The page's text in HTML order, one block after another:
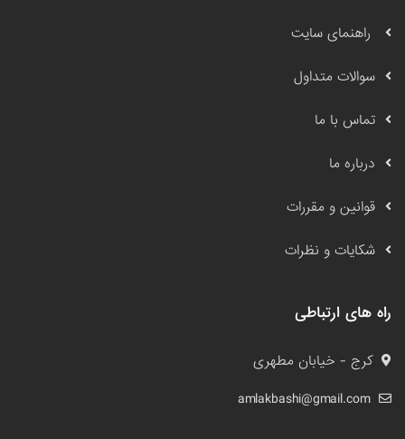
راهنمای سایت
سوالات متداول
تماس با ما
درباره ما
قوانین و مقررات
شکایات و نظرات
راه های ارتباطی
کرج - خیابان مطهری
amlakbashi@gmail.com